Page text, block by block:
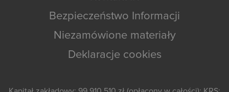
Bezpieczeństwo Informacji
Niezamówione materiały
Deklaracje cookies